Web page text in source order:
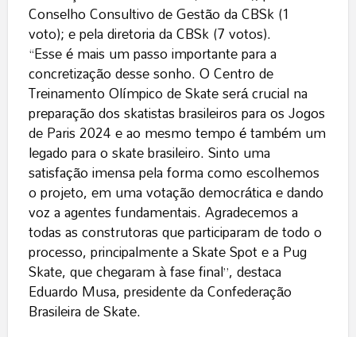
Conselho Consultivo de Gestão da CBSk (1
voto); e pela diretoria da CBSk (7 votos).
“Esse é mais um passo importante para a
concretização desse sonho. O Centro de
Treinamento Olímpico de Skate será crucial na
preparação dos skatistas brasileiros para os Jogos
de Paris 2024 e ao mesmo tempo é também um
legado para o skate brasileiro. Sinto uma
satisfação imensa pela forma como escolhemos
o projeto, em uma votação democrática e dando
voz a agentes fundamentais. Agradecemos a
todas as construtoras que participaram de todo o
processo, principalmente a Skate Spot e a Pug
Skate, que chegaram à fase final”, destaca
Eduardo Musa, presidente da Confederação
Brasileira de Skate.